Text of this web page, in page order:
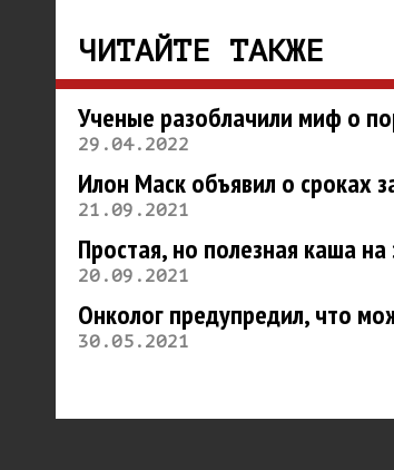
ЧИТАЙТЕ ТАКЖЕ
Ученые разоблачили миф о
29.04.2022
Илон Маск объявил о сроках
21.09.2021
Простая, но полезная каша
20.09.2021
Онколог предупредил, что
30.05.2021